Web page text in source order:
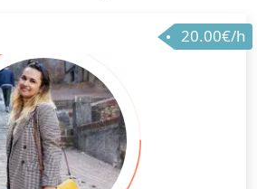
20.00€/h